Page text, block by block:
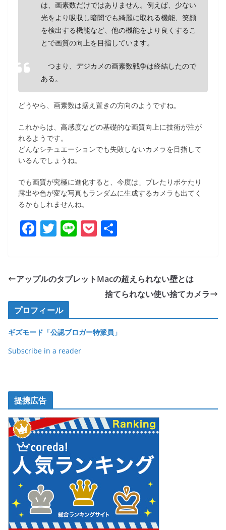
は、画素数だけではありません。例えば、少ない
光をより吸収し暗闇でも綺麗に取れる機能、笑顔
を検出する機能など、他の機能をより良くするこ
とで画質の向上を目指しています。
つまり、デジカメの画素数戦争は終結したので
ある。
どうやら、画素数は据え置きの方向のようですね。
これからは、高感度などの基礎的な画質向上に技術が注が
れるようです。
どんなシチュエーションでも失敗しないカメラを目指して
いるんでしょうね。
でも画質が究極に進化すると、今度は」ブレたりボケたり
露出や色が変な写真もランダムに生成するカメラも出てく
るかもしれませんね。
F
e
o
o
k
T
er
Li P
et
アップルのタブレットMacの超えられない壁とは
捨てられない使い捨てカメラ
プロフィール
ギズモード「公認ブロガー特派員」
Subscribe in a reader
提携広告